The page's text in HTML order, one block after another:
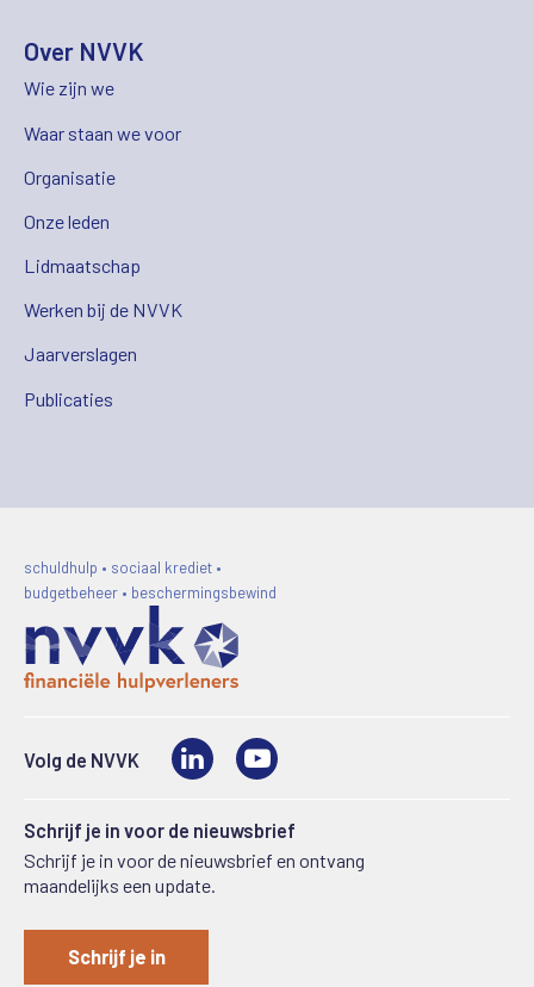
Over NVVK
Wie zijn we
Waar staan we voor
Organisatie
Onze leden
Lidmaatschap
Werken bij de NVVK
Jaarverslagen
Publicaties
schuldhulp • sociaal krediet •
budgetbeheer • beschermingsbewind
Volg de NVVK LinkedIn
Schrijf je in voor de nieuwsbrief
Schrijf je in voor de nieuwsbrief en ontvang
maandelijks een update.
Schrijf je in